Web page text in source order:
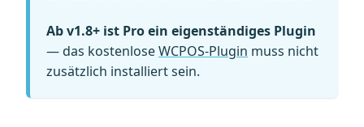
Ab v1.8+ ist Pro ein eigenständiges Plugin
— das kostenloseWCPOS-Plugin muss nicht
zusätzlich installiert sein.